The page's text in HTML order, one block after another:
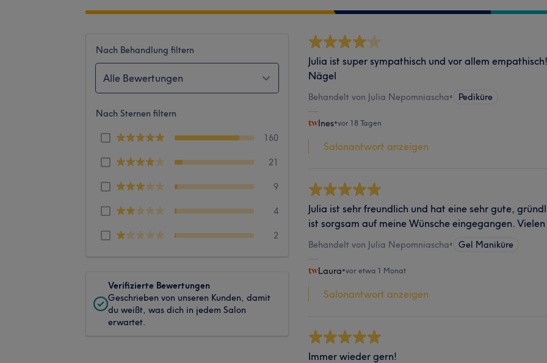
Nach Behandlung filtern
Alle Bewertungen
Nach Sternen filtern
160
21
9
4
2
Verifizierte Bewertungen
Geschrieben von unseren Kunden, damit
du weißt, was dich in jedem Salon
erwartet.
Julia ist super sympathisch und vor allem
Nägel
Behandelt von Julia Nepomniascha• Pediküre
Ines•vor 18 Tagen
Salonantwort anzeigen
Julia ist sehr freundlich und hat eine sehr gute,
ist sorgsam auf meine Wünsche eingegangen. Vielen
Behandelt von Julia Nepomniascha• Gel Maniküre
Laura•vor etwa 1 Monat
Salonantwort anzeigen
Immer wieder gern!